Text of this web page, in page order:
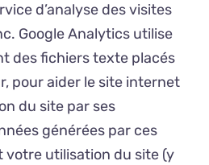
d’analyse des visites
Google Analytics utilise
des fichiers texte placés
pour aider le site internet
du site par ses
générées par ces
votre utilisation du site (y